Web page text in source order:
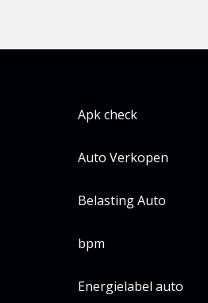
Apk check
Auto Verkopen
Belasting Auto
bpm
Energielabel auto